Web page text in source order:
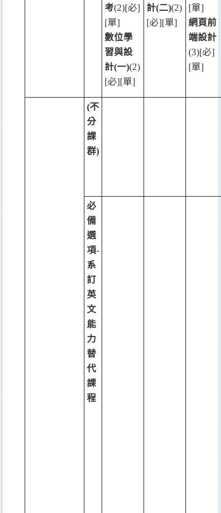
考(2)[必]
[單]
數位學
習與設
計(一)(2)
[必][單]
計(二)(2)
[必][單]
[單]
網頁前
端設計
(3)[必]
[單]
(不
分
課
群)
必
備
選
項-
系
訂
英
文
能
力
替
代
課
程